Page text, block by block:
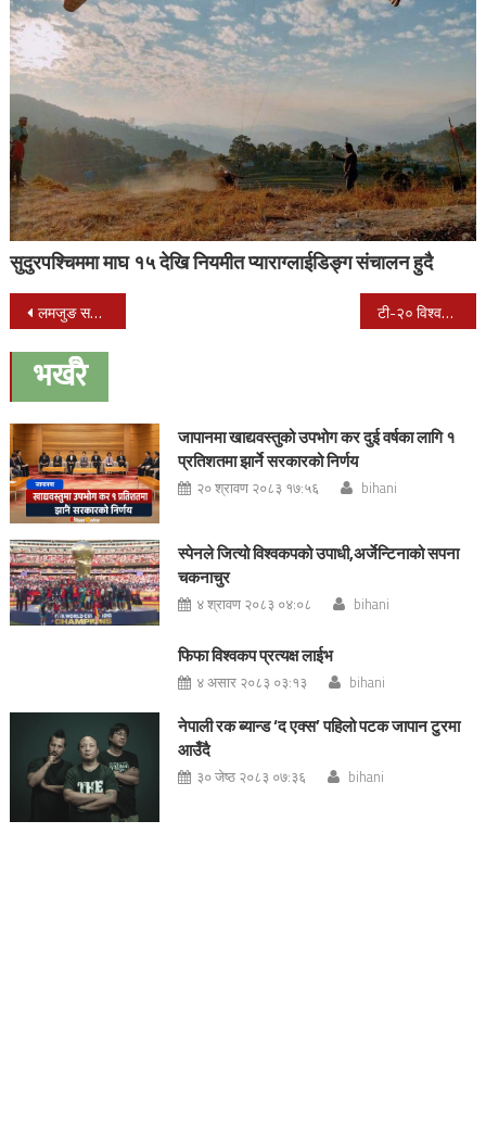
सुदुरपश्चिममा माघ १५ देखि नियमीत प्याराग्लाईडिङ्ग संचालन हुदै
Post
navigation
लमजुङ समाज भेट्रान्स कप फुटसल प्रतियोगिता हुदैँ टी-२० विश्वकप : इङ्ल्यान्डसँग नेपाल पराजित
भर्खरै
जापानमा खाद्यवस्तुको उपभोग कर दुई वर्षका लागि १
प्रतिशतमा झार्ने सरकारको निर्णय
२० श्रावण २०८३ १७:५६ bihani
स्पेनले जित्यो विश्वकपको उपाधी,अर्जेन्टिनाको सपना
चकनाचुर
४ श्रावण २०८३ ०४:०८ bihani
फिफा विश्वकप प्रत्यक्ष लाईभ
४ असार २०८३ ०३:१३ bihani
नेपाली रक ब्यान्ड ‘द एक्स’ पहिलो पटक जापान टुरमा
आउँदै
३० जेष्ठ २०८३ ०७:३६ bihani